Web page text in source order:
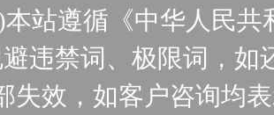
站遵循《中华人民
违禁词、极限词，
失效，如客户咨询均